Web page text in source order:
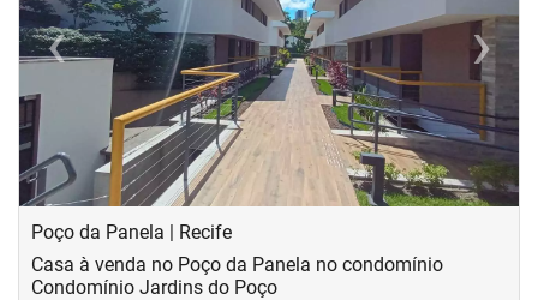
‹Previous ›Next
Poço da Panela | Recife
Casa à venda no Poço da Panela no condomínio
Condomínio Jardins do Poço